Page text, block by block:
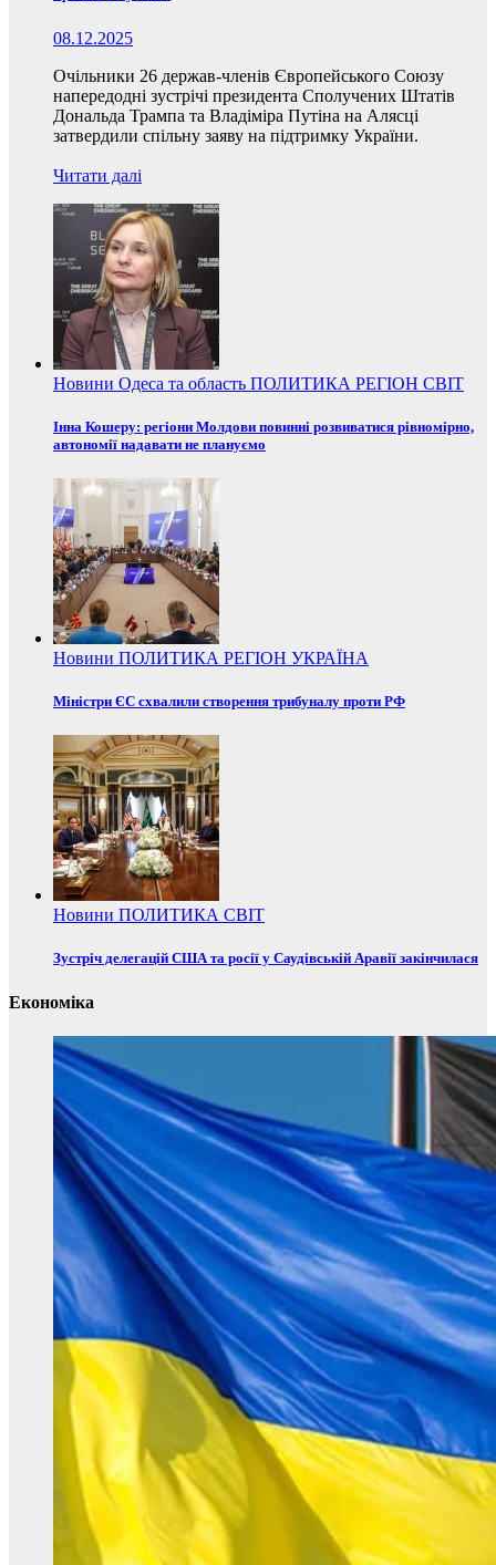
08.12.2025
Очільники 26 держав-членів Європейського Союзу
напередодні зустрічі президента Сполучених Штатів
Дональда Трампа та Владіміра Путіна на Алясці
затвердили спільну заяву на підтримку України.
Читати далі
Новини Одеса та область ПОЛИТИКА РЕГІОН СВІТ
Інна Кошеру: регіони Молдови повинні розвиватися рівномірно,
автономії надавати не плануємо
Новини ПОЛИТИКА РЕГІОН УКРАЇНА
Міністри ЄС схвалили створення трибуналу проти РФ
Новини ПОЛИТИКА СВІТ
Зустріч делегацій США та росії у Саудівській Аравії закінчилася
Економіка